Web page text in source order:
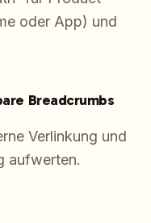
oder App) und
Breadcrumbs
Verlinkung und
aufwerten.